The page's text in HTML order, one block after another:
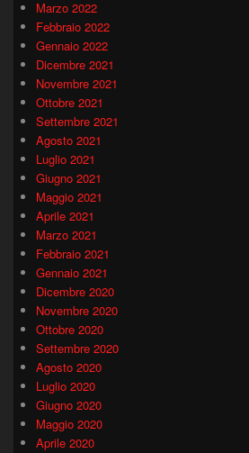
Marzo 2022
Febbraio 2022
Gennaio 2022
Dicembre 2021
Novembre 2021
Ottobre 2021
Settembre 2021
Agosto 2021
Luglio 2021
Giugno 2021
Maggio 2021
Aprile 2021
Marzo 2021
Febbraio 2021
Gennaio 2021
Dicembre 2020
Novembre 2020
Ottobre 2020
Settembre 2020
Agosto 2020
Luglio 2020
Giugno 2020
Maggio 2020
Aprile 2020